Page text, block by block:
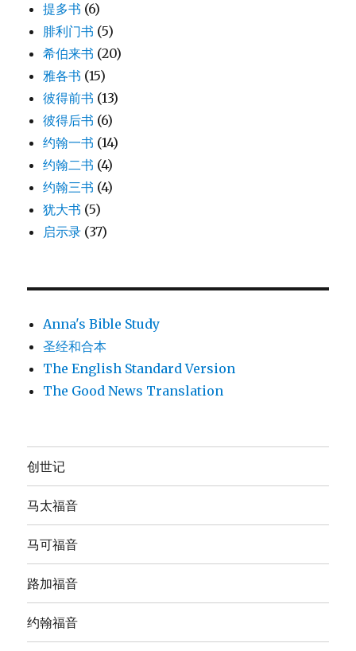
提多书 (6)
腓利门书 (5)
希伯来书 (20)
雅各书 (15)
彼得前书 (13)
彼得后书 (6)
约翰一书 (14)
约翰二书 (4)
约翰三书 (4)
犹大书 (5)
启示录 (37)
Anna's Bible Study
圣经和合本
The English Standard Version
The Good News Translation
创世记
马太福音
马可福音
路加福音
约翰福音